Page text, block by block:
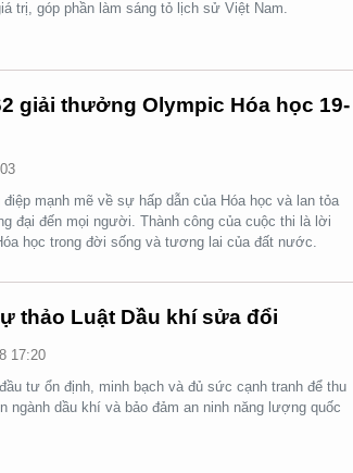
trị, góp phần làm sáng tỏ lịch sử Việt Nam.
giải thưởng Olympic Hóa học 19-
mạnh mẽ về sự hấp dẫn của Hóa học và lan tỏa
đại đến mọi người. Thành công của cuộc thi là lời
học trong đời sống và tương lai của đất nước.
thảo Luật Dầu khí sửa đổi
17:20
tư ổn định, minh bạch và đủ sức cạnh tranh để thu
ngành dầu khí và bảo đảm an ninh năng lượng quốc